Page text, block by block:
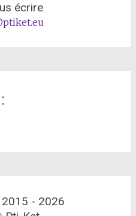
écrire
- 2026